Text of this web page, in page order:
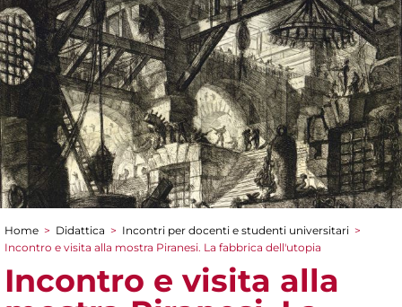
Tu sei qui
Home > Didattica > Incontri per docenti e studenti universitari >
Incontro e visita alla mostra Piranesi. La fabbrica dell'utopia
Incontro e visita alla